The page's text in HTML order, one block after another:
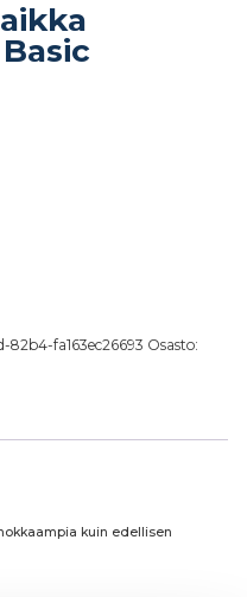
(poistuva) määrä
82b4-fa163ec26693 Osasto:
kuin edellisen